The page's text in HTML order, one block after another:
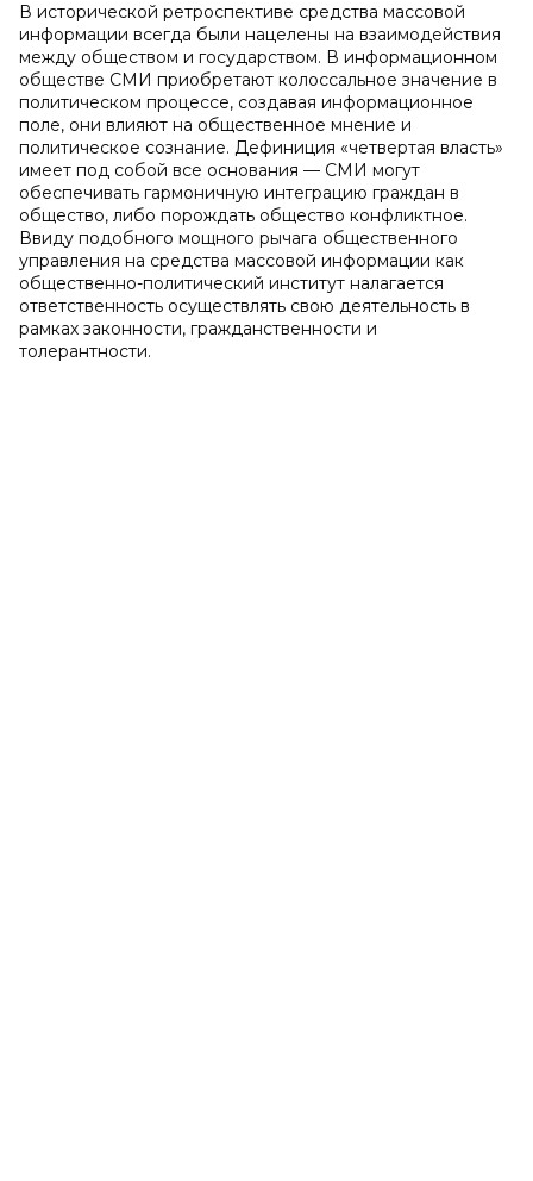
В исторической ретроспективе средства массовой
информации всегда были нацелены на взаимодействия
между обществом и государством. В информационном
обществе СМИ приобретают колоссальное значение в
политическом процессе, создавая информационное
поле, они влияют на общественное мнение и
политическое сознание. Дефиниция «четвертая власть»
имеет под собой все основания — СМИ могут
обеспечивать гармоничную интеграцию граждан в
общество, либо порождать общество конфликтное.
Ввиду подобного мощного рычага общественного
управления на средства массовой информации как
общественно-политический институт налагается
ответственность осуществлять свою деятельность в
рамках законности, гражданственности и
толерантности.